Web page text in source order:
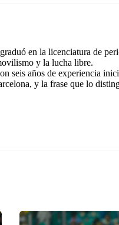
en la licenciatura de
y la lucha libre.
años de experiencia
y la frase que lo